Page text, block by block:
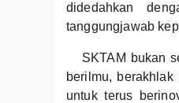
didedahkan
tanggungjawab
SKTAM bukan
berilmu,
untuk terus